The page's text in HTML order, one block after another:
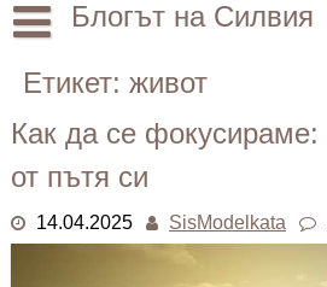
Skip
to
Блогът на Силвия
Етикет: живот
Как да се фокусираме:
от пътя си
14.04.2025 SisModelkata